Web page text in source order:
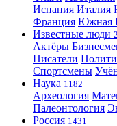
Испания Италия
Франция Южная
Известные люди
Актёры
Писатели
Спортсмены
Наука 1182
Археология
Палеонтология
Россия 1431